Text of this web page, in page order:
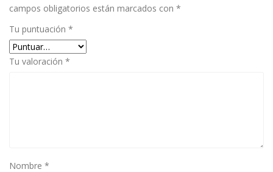
campos obligatorios están marcados con *
Tu puntuación *
Tu valoración *
Nombre *